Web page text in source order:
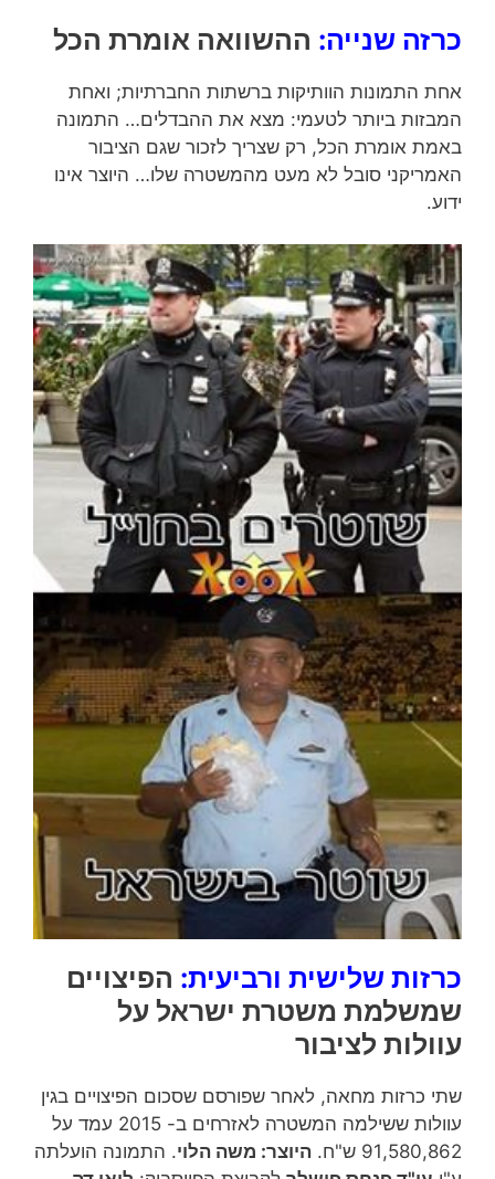
כרזה שנייה: ההשוואה אומרת הכל
אחת התמונות הוותיקות ברשתות החברתיות; ואחת
המבזות ביותר לטעמי: מצא את ההבדלים… התמונה
באמת אומרת הכל, רק שצריך לזכור שגם הציבור
האמריקני סובל לא מעט מהמשטרה שלו… היוצר אינו
ידוע.
כרזות שלישית ורביעית: הפיצויים
שמשלמת משטרת ישראל על
עוולות לציבור
שתי כרזות מחאה, לאחר שפורסם שסכום הפיצויים בגין
עוולות ששילמה המשטרה לאזרחים ב- 2015 עמד על
91,580,862 ש"ח.
היוצר: משה הלוי. התמונה הועלתה